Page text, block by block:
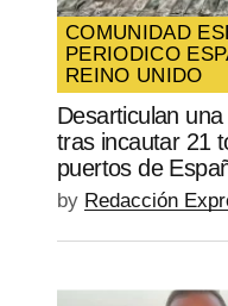
COMUNIDAD ES
PERIODICO
REINO UNIDO
Desarticulan
tras incautar 21
puertos de
by Redacción